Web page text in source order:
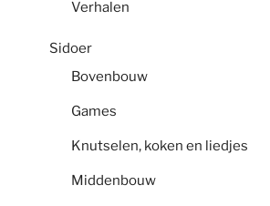
Verhalen
Sidoer
Bovenbouw
Games
Knutselen, koken en liedjes
Middenbouw